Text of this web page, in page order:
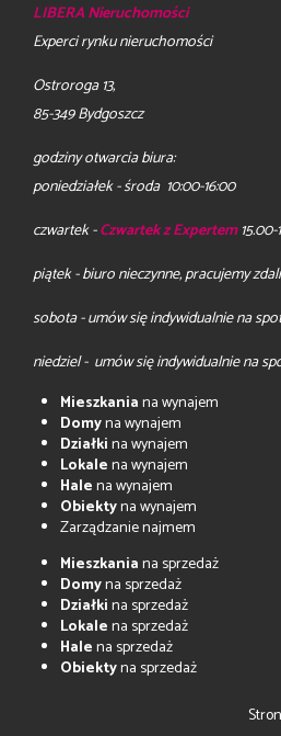
LIBERA Nieruchomości
Experci rynku nieruchomości
Ostroroga 13,
85-349 Bydgoszcz
godziny otwarcia biura:
poniedziałek - środa 10:00-16:00
czwartek -Czwartek z Expertem15.00-
piątek - biuro nieczynne, pracujemy
sobota - umów się indywidualnie na
niedziel - umów się indywidualnie na
Mieszkaniana wynajem
Domyna wynajem
Działkina wynajem
Lokalena wynajem
Halena wynajem
Obiektyna wynajem
Zarządzanie najmem
Mieszkaniana sprzedaż
Domyna sprzedaż
Działkina sprzedaż
Lokalena sprzedaż
Halena sprzedaż
Obiektyna sprzedaż